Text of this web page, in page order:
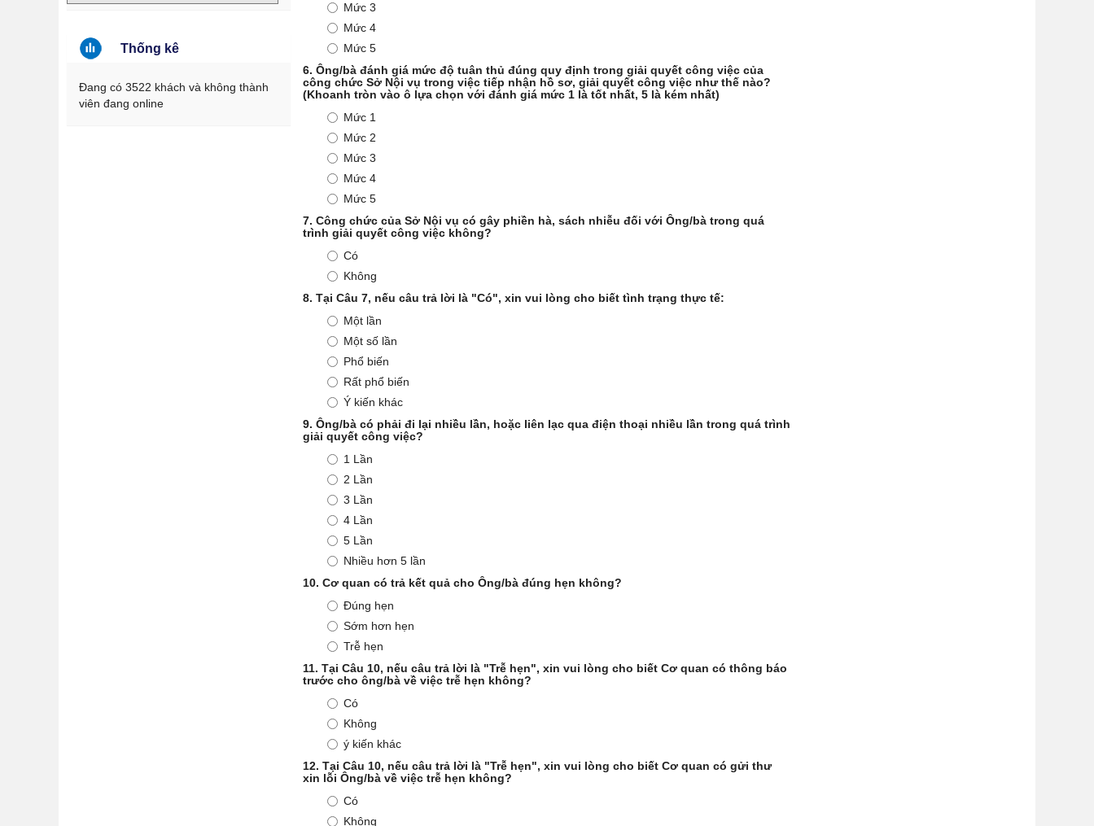
Thống kê
Đang có 3522 khách và không thành
viên đang online
Mức 3
Mức 4
Mức 5
6. Ông/bà đánh giá mức độ tuân thủ đúng quy định trong giải quyết công việc của
công chức Sở Nội vụ trong việc tiếp nhận hồ sơ, giải quyết công việc như thế nào?
(Khoanh tròn vào ô lựa chọn với đánh giá mức 1 là tốt nhất, 5 là kém nhất)
Mức 1
Mức 2
Mức 3
Mức 4
Mức 5
7. Công chức của Sở Nội vụ có gây phiền hà, sách nhiễu đối với Ông/bà trong quá
trình giải quyết công việc không?
Có
Không
8. Tại Câu 7, nếu câu trả lời là "Có", xin vui lòng cho biết tình trạng thực tế:
Một lần
Một số lần
Phổ biến
Rất phổ biến
Ý kiến khác
9. Ông/bà có phải đi lại nhiều lần, hoặc liên lạc qua điện thoại nhiều lần trong quá trình
giải quyết công việc?
1 Lần
2 Lần
3 Lần
4 Lần
5 Lần
Nhiều hơn 5 lần
10. Cơ quan có trả kết quả cho Ông/bà đúng hẹn không?
Đúng hẹn
Sớm hơn hẹn
Trễ hẹn
11. Tại Câu 10, nếu câu trả lời là "Trễ hẹn", xin vui lòng cho biết Cơ quan có thông báo
trước cho ông/bà về việc trễ hẹn không?
Có
Không
ý kiến khác
12. Tại Câu 10, nếu câu trả lời là "Trễ hẹn", xin vui lòng cho biết Cơ quan có gửi thư
xin lỗi Ông/bà về việc trễ hẹn không?
Có
Không